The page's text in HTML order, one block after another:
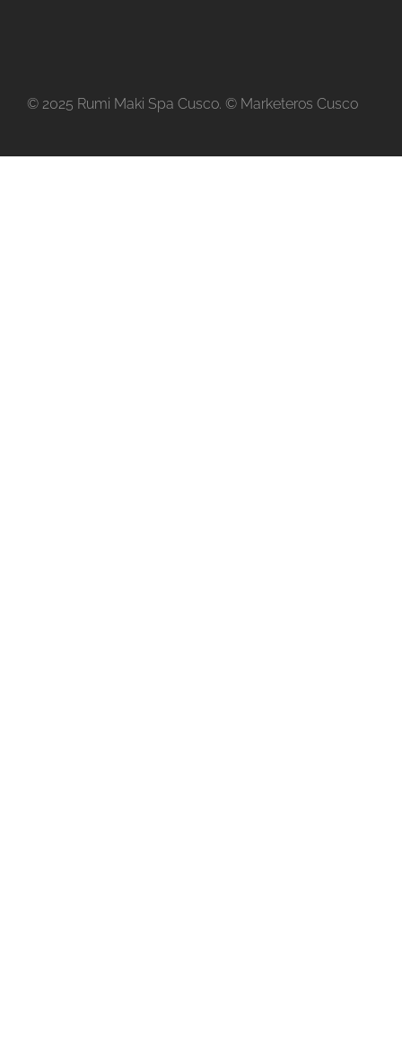
© 2025 Rumi Maki Spa Cusco. © Marketeros Cusco